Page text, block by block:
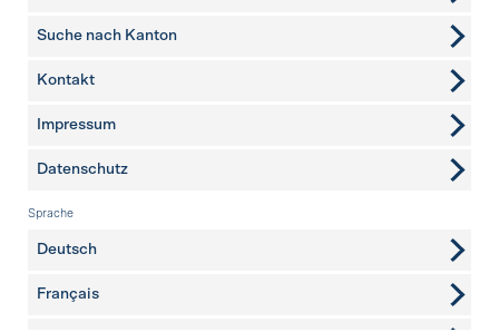
Suche nach Kanton
weitere Seiten
Kontakt
Impressum
Datenschutz
Sprache
Deutsch
Français